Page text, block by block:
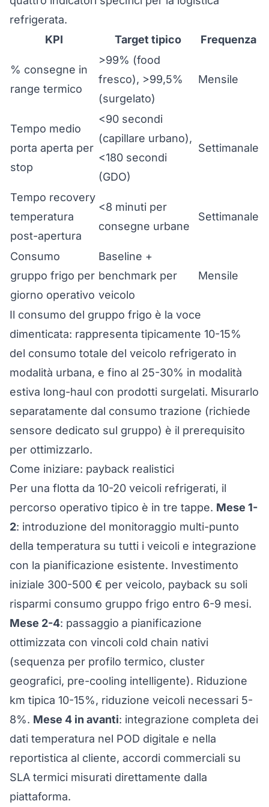
refrigerata.
KPI
Target tipico Frequenza
% consegne in
range termico
>99% (food
fresco), >99,5%
(surgelato)
Mensile
Tempo medio
porta aperta per
stop
<90 secondi
(capillare urbano),
<180 secondi
(GDO)
Settimanale
Tempo recovery
temperatura
post-apertura
<8 minuti per
consegne urbane
Settimanale
Consumo
gruppo frigo per
giorno operativo
Baseline +
benchmark per
veicolo
Mensile
Il consumo del gruppo frigo è la voce
dimenticata: rappresenta tipicamente 10-15%
del consumo totale del veicolo refrigerato in
modalità urbana, e fino al 25-30% in modalità
estiva long-haul con prodotti surgelati. Misurarlo
separatamente dal consumo trazione (richiede
sensore dedicato sul gruppo) è il prerequisito
per ottimizzarlo.
Come iniziare: payback realistici
Per una flotta da 10-20 veicoli refrigerati, il
percorso operativo tipico è in tre tappe. Mese 1-
2: introduzione del monitoraggio multi-punto
della temperatura su tutti i veicoli e integrazione
con la pianificazione esistente. Investimento
iniziale 300-500 € per veicolo, payback su soli
risparmi consumo gruppo frigo entro 6-9 mesi.
Mese 2-4: passaggio a pianificazione
ottimizzata con vincoli cold chain nativi
(sequenza per profilo termico, cluster
geografici, pre-cooling intelligente). Riduzione
km tipica 10-15%, riduzione veicoli necessari 5-
8%. Mese 4 in avanti: integrazione completa dei
dati temperatura nel POD digitale e nella
reportistica al cliente, accordi commerciali su
SLA termici misurati direttamente dalla
piattaforma.